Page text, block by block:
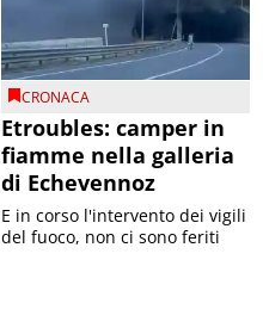
CRONACA
Etroubles: camper in
fiamme nella galleria
di Echevennoz
E in corso l'intervento dei vigili
del fuoco, non ci sono feriti